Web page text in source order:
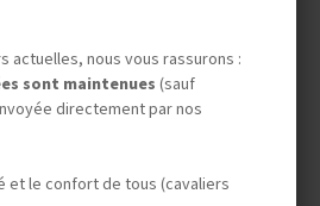
en
il fut considéré
actuelles, nous vous rassurons :
sont maintenues (sauf
directement par nos
et le confort de tous (cavaliers